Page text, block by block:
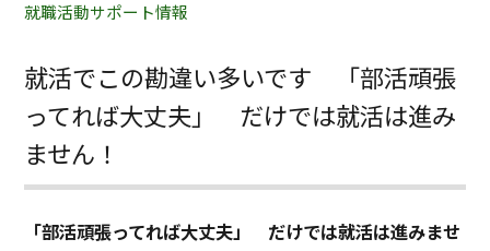
就職活動サポート情報
就活でこの勘違い多いです 「部活頑張
ってれば大丈夫」 だけでは就活は進み
ません！
「部活頑張ってれば大丈夫」 だけでは就活は進みませ